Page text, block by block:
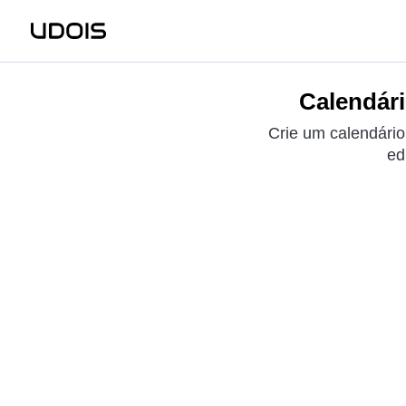
Crie um